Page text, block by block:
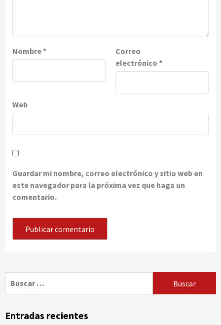
Nombre*
Correo
electrónico *
Web
Guardar mi nombre, correo electrónico y sitio web en
este navegador para la próxima vez que haga un
comentario.
Entradas recientes